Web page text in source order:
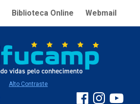
Biblioteca Online Webmail
Alto Contraste